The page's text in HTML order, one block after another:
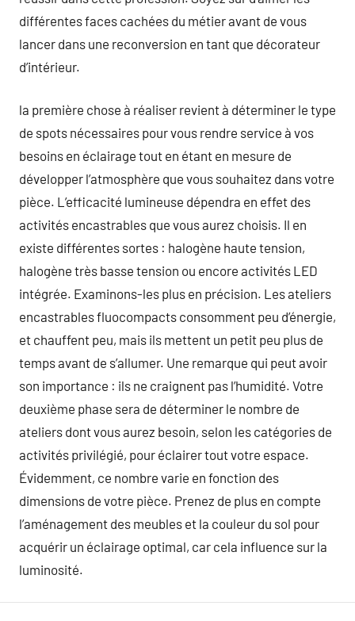
différentes faces cachées du métier avant de vous
lancer dans une reconversion en tant que décorateur
d’intérieur.
la première chose à réaliser revient à déterminer le type
de spots nécessaires pour vous rendre service à vos
besoins en éclairage tout en étant en mesure de
développer l’atmosphère que vous souhaitez dans votre
pièce. L’efficacité lumineuse dépendra en effet des
activités encastrables que vous aurez choisis. Il en
existe différentes sortes : halogène haute tension,
halogène très basse tension ou encore activités LED
intégrée. Examinons-les plus en précision. Les ateliers
encastrables fluocompacts consomment peu d’énergie,
et chauffent peu, mais ils mettent un petit peu plus de
temps avant de s’allumer. Une remarque qui peut avoir
son importance : ils ne craignent pas l’humidité. Votre
deuxième phase sera de déterminer le nombre de
ateliers dont vous aurez besoin, selon les catégories de
activités privilégié, pour éclairer tout votre espace.
Évidemment, ce nombre varie en fonction des
dimensions de votre pièce. Prenez de plus en compte
l’aménagement des meubles et la couleur du sol pour
acquérir un éclairage optimal, car cela influence sur la
luminosité.